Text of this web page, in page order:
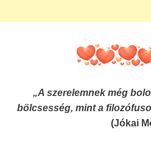
„A szerelemnek még
bölcsesség, mint a
(Jókai